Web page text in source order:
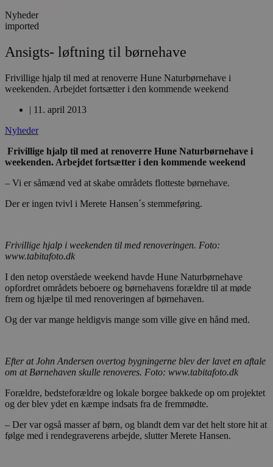
Nyheder
imported
Ansigts- løftning til børnehave
Frivillige hjalp til med at renoverre Hune Naturbørnehave i
weekenden. Arbejdet fortsætter i den kommende weekend
| 11. april 2013
Nyheder
Frivillige hjalp til med at renoverre Hune Naturbørnehave i
weekenden. Arbejdet fortsætter i den kommende weekend
– Vi er såmænd ved at skabe områdets flotteste børnehave.
Der er ingen tvivl i Merete Hansen´s stemmeføring.
Frivillige hjalp i weekenden til med renoveringen. Foto:
www.tabitafoto.dk
I den netop overståede weekend havde Hune Naturbørnehave
opfordret områdets beboere og børnehavens forældre til at møde
frem og hjælpe til med renoveringen af børnehaven.
Og der var mange heldigvis mange som ville give en hånd med.
Efter at John Andersen overtog bygningerne blev der lavet en aftale
om at Børnehaven skulle renoveres. Foto: www.tabitafoto.dk
Forældre, bedsteforældre og lokale borgee bakkede op om projektet
og der blev ydet en kæmpe indsats fra de fremmødte.
– Der var også masser af børn, og blandt dem var det helt store hit at
følge med i rendegraverens arbejde, slutter Merete Hansen.